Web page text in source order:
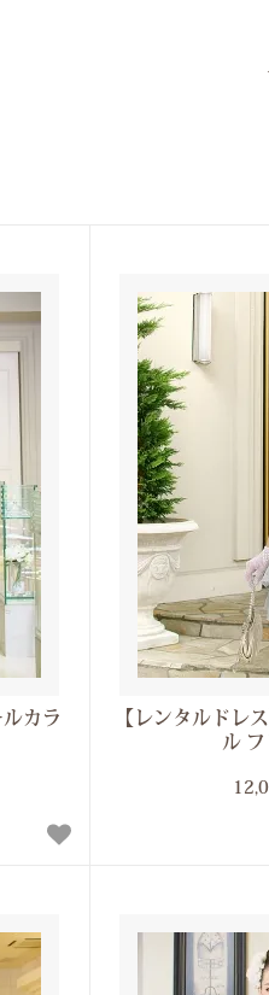
カラ
【レンタルドレ
ル